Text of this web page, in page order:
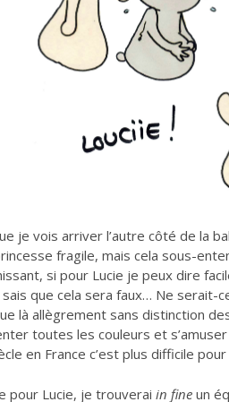
je vois arriver l’autre côté de la
fragile, mais cela sous-
si pour Lucie je peux dire
que cela sera faux… Ne serait-
là allègrement sans distinction
toutes les couleurs et
en France c’est plus difficile
pour Lucie, je trouverai in fine un